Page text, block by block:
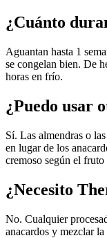
¿Cuánto
Aguantan hasta 1
se congelan bien. De
horas en frío.
¿Puedo usar
Sí. Las almendras o
en lugar de los
cremoso según el fruto
¿Necesito
No. Cualquier
anacardos y mezclar